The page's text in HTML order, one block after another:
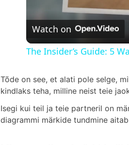
Watch on
The Insider’s Guide: 5
Tõde on see, et alati pole selge,
kindlaks teha, milline neist teie
Isegi kui teil ja teie partneril on
diagrammi märkide tundmine